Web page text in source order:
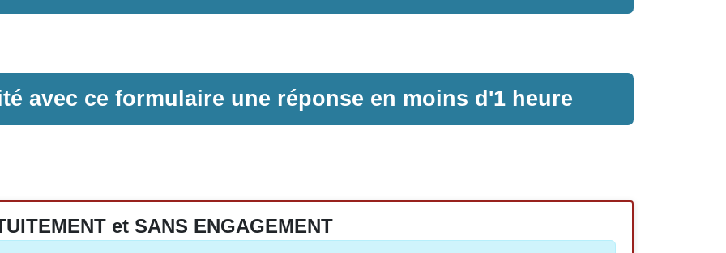
avec ce formulaire une réponse en moins d'1 heure
et SANS ENGAGEMENT